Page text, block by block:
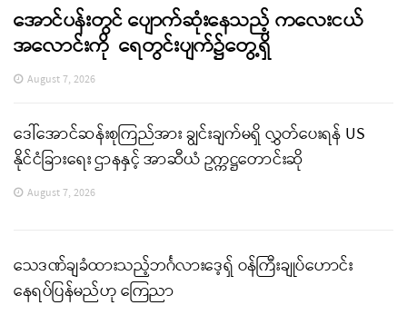
အောင်ပန်းတွင် ပျောက်ဆုံးနေသည့် ကလေးငယ်
အလောင်းကို ရေတွင်းပျက်၌တွေ့ရှိ
August 7, 2026
ဒေါ်အောင်ဆန်းစုကြည်အား ချွင်းချက်မရှိ လွှတ်ပေးရန် US
နိုင်ငံခြားရေး ဌာနနှင့် အာဆီယံ ဥက္ကဋ္ဌတောင်းဆို
August 7, 2026
သေဒဏ်ချခံထားသည့်ဘင်္ဂလားဒေ့ရှ် ဝန်ကြီးချုပ်ဟောင်း
နေရပ်ပြန်မည်ဟု ကြေညာ